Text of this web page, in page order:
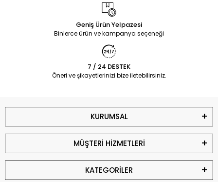
Geniş Ürün Yelpazesi
Binlerce ürün ve kampanya seçeneği
7 / 24 DESTEK
Öneri ve şikayetlerinizi bize iletebilirsiniz.
KURUMSAL
MÜŞTERİ HİZMETLERİ
KATEGORİLER